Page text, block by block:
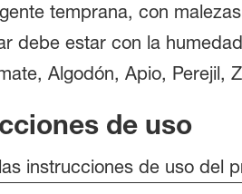
temprana, con
debe estar con la
Algodón, Apio, Perejil,
de uso
instrucciones de uso del